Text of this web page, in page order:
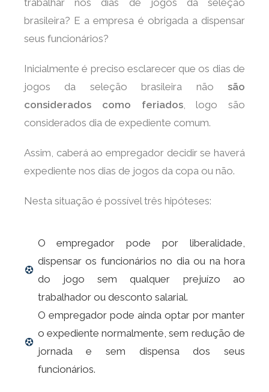
brasileira? E a empresa é obrigada a dispensar
seus funcionários?
Inicialmente é preciso esclarecer que os dias de
jogos da seleção brasileira não são
considerados como feriados, logo são
considerados dia de expediente comum.
Assim, caberá ao empregador decidir se haverá
expediente nos dias de jogos da copa ou não.
Nesta situação é possível três hipóteses:
O empregador pode por liberalidade,
dispensar os funcionários no dia ou na hora
do jogo sem qualquer prejuízo ao
trabalhador ou desconto salarial.
O empregador pode ainda optar por manter
o expediente normalmente, sem redução de
jornada e sem dispensa dos seus
funcionários.